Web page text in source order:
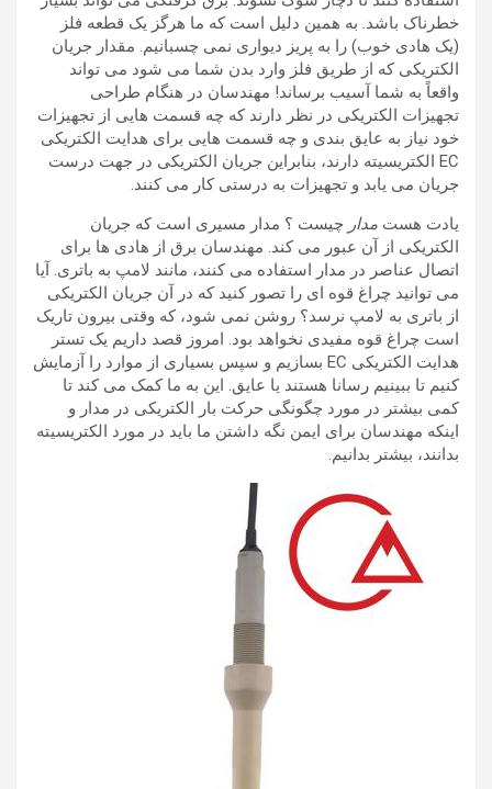
خطرناک باشد. به همین دلیل است که ما هرگز یک قطعه فلز
(یک هادی خوب) را به پریز دیواری نمی چسبانیم. مقدار جریان
الکتریکی که از طریق فلز وارد بدن شما می شود می تواند
واقعاً به شما آسیب برساند! مهندسان در هنگام طراحی
تجهیزات الکتریکی در نظر دارند که چه قسمت هایی از تجهیزات
خود نیاز به عایق بندی و چه قسمت هایی برای هدایت الکتریکی
EC الکتریسیته دارند، بنابراین جریان الکتریکی در جهت درست
جریان می یابد و تجهیزات به درستی کار می کنند.
یادت هست مدار چیست ؟ مدار مسیری است که جریان
الکتریکی از آن عبور می کند. مهندسان برق از هادی ها برای
اتصال عناصر در مدار استفاده می کنند، مانند لامپ به باتری. آیا
می توانید چراغ قوه ای را تصور کنید که در آن جریان الکتریکی
از باتری به لامپ نرسد؟ روشن نمی شود، که وقتی بیرون تاریک
است چراغ قوه مفیدی نخواهد بود. امروز قصد داریم یک تستر
هدایت الکتریکی EC بسازیم و سپس بسیاری از موارد را آزمایش
کنیم تا ببینیم رسانا هستند یا عایق. این به ما کمک می کند تا
کمی بیشتر در مورد چگونگی حرکت بار الکتریکی در مدار و
اینکه مهندسان برای ایمن نگه داشتن ما باید در مورد الکتریسیته
بدانند، بیشتر بدانیم.